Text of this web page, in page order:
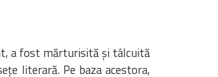
a fost mărturisită şi tâlcuită
literară. Pe baza acestora,